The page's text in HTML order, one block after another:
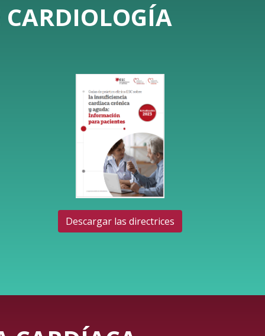
CARDIOLOGÍA
Descargar las directrices